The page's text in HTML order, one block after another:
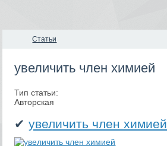
Статьи
увеличить член химией
Тип статьи:
Авторская
✔увеличить член химией